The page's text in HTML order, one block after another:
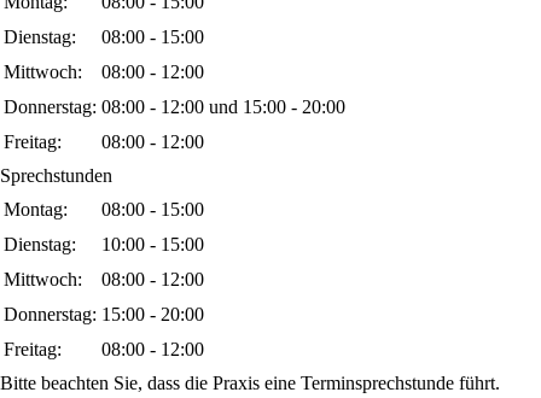
Dienstag:
08:00 - 15:00
Mittwoch:
08:00 - 12:00
Donnerstag: 08:00 - 12:00 und 15:00 - 20:00
Freitag:
08:00 - 12:00
Sprechstunden
Montag:
08:00 - 15:00
Dienstag:
10:00 - 15:00
Mittwoch:
08:00 - 12:00
Donnerstag: 15:00 - 20:00
Freitag:
08:00 - 12:00
Bitte beachten Sie, dass die Praxis eine Terminsprechstunde führt.